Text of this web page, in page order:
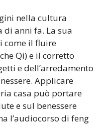
nella cultura
di anni fa. La sua
come il fluire
Qi) e il corretto
e dell’arredamento
Applicare
casa può portare
e sul benessere
l’audiocorso di feng